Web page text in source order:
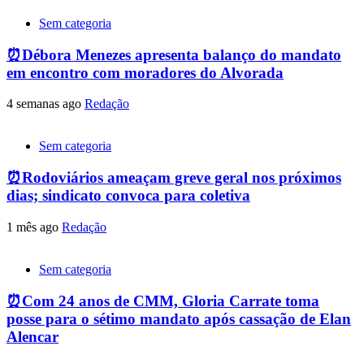
Sem categoria
⏰Débora Menezes apresenta balanço do mandato
em encontro com moradores do Alvorada
4 semanas ago Redação
Sem categoria
⏰Rodoviários ameaçam greve geral nos próximos
dias; sindicato convoca para coletiva
1 mês ago Redação
Sem categoria
⏰Com 24 anos de CMM, Gloria Carrate toma
posse para o sétimo mandato após cassação de Elan
Alencar